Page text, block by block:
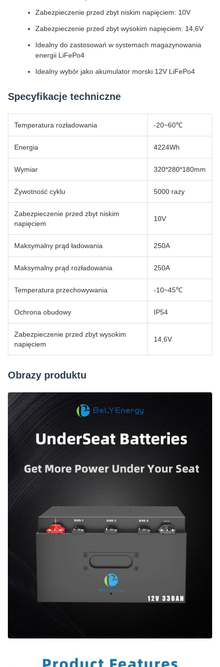
Zabezpieczenie przed zbyt niskim napięciem: 10V
Zabezpieczenie przed zbyt wysokim napięciem: 14,6V
Idealny do zastosowań w systemach magazynowania
energii LiFePo4
Idealny wybór jako akumulator morski 12V LiFePo4
Specyfikacje techniczne
Temperatura rozładowania -20~60℃
Energia 4224Wh
Wymiar 320*280*180mm
Żywotność cyklu 5000 razy
Zabezpieczenie przed zbyt niskim
napięciem
10V
Maksymalny prąd ładowania 250A
Maksymalny prąd rozładowania 250A
Temperatura przechowywania -10~45℃
Ochrona obudowy IP54
Zabezpieczenie przed zbyt wysokim
napięciem
14,6V
Obrazy produktu